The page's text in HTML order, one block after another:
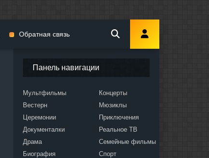
Панель навигации
Мультфильмы
Вестерн
Церемонии
Документалки
Драма
Биография
Концерты
Мюзиклы
Приключения
Реальное ТВ
Семейные фильмы
Спорт
Обратная связь